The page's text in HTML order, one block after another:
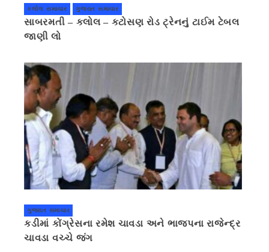
કલોલ સમાચાર ગુજરાત સમાચાર
સાબરમતી – કલોલ – કટોસણ રોડ ટ્રેનનું ટાઈમ ટેબલ
જાણી લો
ગુજરાત સમાચાર
કડીમાં કોંગ્રેસના રમેશ ચાવડા અને ભાજપના રાજેન્દ્ર
ચાવડા વચ્ચે જંગ